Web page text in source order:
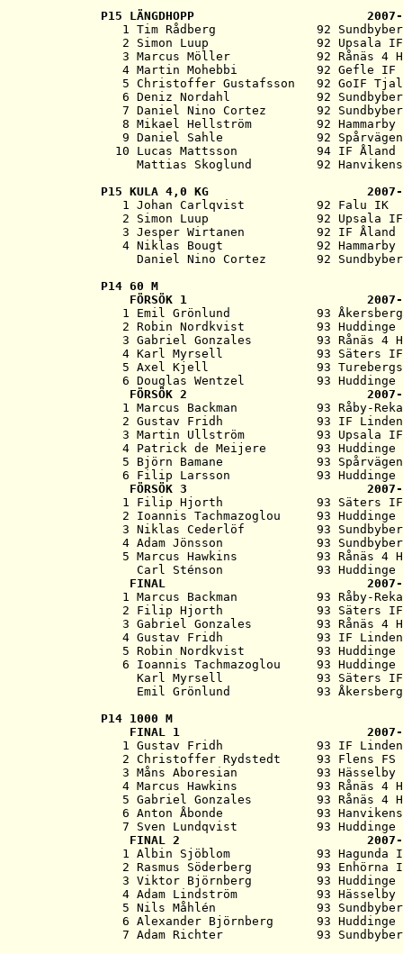
P15 LÄNGDHOPP                        2007-
1 Tim Rådberg              92
2 Simon Luup               92 Upsala
3 Marcus Möller            92 Rånäs 4
4 Martin Mohebbi           92 Gefle IF
5 Christoffer Gustafsson   92 GoIF
6 Deniz Nordahl            92
7 Daniel Nino Cortez       92
8 Mikael Hellström         92 Hammarby
9 Daniel Sahle             92
10 Lucas Mattsson           94 IF Åland
P15 KULA 4,0 KG                      2007-
1 Johan Carlqvist          92 Falu
2 Simon Luup               92 Upsala
3 Jesper Wirtanen          92 IF Åland
4 Niklas Bougt             92 Hammarby
P14 60 M
FÖRSÖK 1
1 Emil Grönlund            93
2 Robin Nordkvist          93 Huddinge
3 Gabriel Gonzales         93 Rånäs 4
4 Karl Myrsell             93 Säters
5 Axel Kjell               93
6 Douglas Wentzel          93 Huddinge
FÖRSÖK 2
1 Marcus Backman           93 Råby-
2 Gustav Fridh             93 IF
3 Martin Ullström          93 Upsala
4 Patrick de Meijere       93 Huddinge
5 Björn Bamane             93
6 Filip Larsson            93 Huddinge
FÖRSÖK 3
1 Filip Hjorth             93 Säters
2 Ioannis Tachmazoglou     93 Huddinge
3 Niklas Cederlöf          93
4 Adam Jönsson             93
5 Marcus Hawkins           93 Rånäs 4
Carl Sténson             93 Huddinge
FINAL
1 Marcus Backman           93 Råby-
2 Filip Hjorth             93 Säters
3 Gabriel Gonzales         93 Rånäs 4
4 Gustav Fridh             93 IF
5 Robin Nordkvist          93 Huddinge
6 Ioannis Tachmazoglou     93 Huddinge
Karl Myrsell             93 Säters
P14 1000 M
FINAL 1
1 Gustav Fridh             93 IF
2 Christoffer Rydstedt     93 Flens FS
3 Måns Aboresian           93 Hässelby
4 Marcus Hawkins           93 Rånäs 4
5 Gabriel Gonzales         93 Rånäs 4
6 Anton Åbonde             93
7 Sven Lundqvist           93 Huddinge
FINAL 2
1 Albin Sjöblom            93 Hagunda
2 Rasmus Söderberg         93 Enhörna
3 Viktor Björnberg         93 Huddinge
4 Adam Lindström           93 Hässelby
5 Nils Måhlén              93
6 Alexander Björnberg      93 Huddinge